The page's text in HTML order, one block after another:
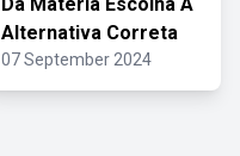
Alternativa Correta
07 September 2024